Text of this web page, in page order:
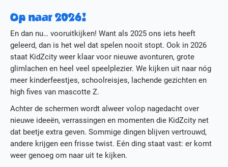
Op naar 2026!
En dan nu… vooruitkijken! Want als 2025 ons iets heeft
geleerd, dan is het wel dat spelen nooit stopt. Ook in 2026
staat KidZcity weer klaar voor nieuwe avonturen, grote
glimlachen en heel veel speelplezier. We kijken uit naar nóg
meer kinderfeestjes, schoolreisjes, lachende gezichten en
high fives van mascotte Z.
Achter de schermen wordt alweer volop nagedacht over
nieuwe ideeën, verrassingen en momenten die KidZcity net
dat beetje extra geven. Sommige dingen blijven vertrouwd,
andere krijgen een frisse twist. Eén ding staat vast: er komt
weer genoeg om naar uit te kijken.